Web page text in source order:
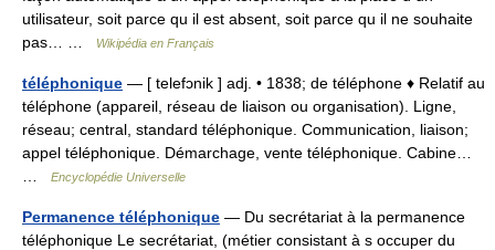
utilisateur, soit parce qu il est absent, soit parce qu il ne souhaite
pas… …
Wikipédia en Français
téléphonique — [ telefɔnik ] adj. • 1838; de téléphone ♦ Relatif au
téléphone (appareil, réseau de liaison ou organisation). Ligne,
réseau; central, standard téléphonique. Communication, liaison;
appel téléphonique. Démarchage, vente téléphonique. Cabine…
Encyclopédie Universelle
Permanence téléphonique — Du secrétariat à la permanence
téléphonique Le secrétariat, (métier consistant à s occuper du